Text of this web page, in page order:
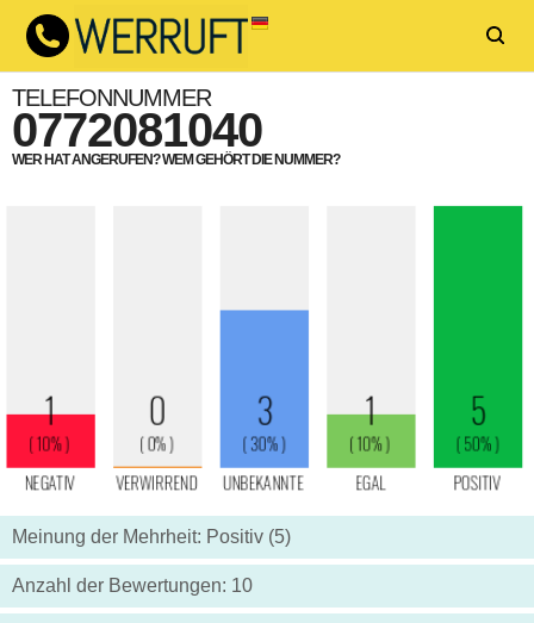
TELEFONNUMMER
0772081040
WER HAT ANGERUFEN? WEM GEHÖRT DIE NUMMER?
Meinung der Mehrheit: Positiv (5)
Anzahl der Bewertungen: 10